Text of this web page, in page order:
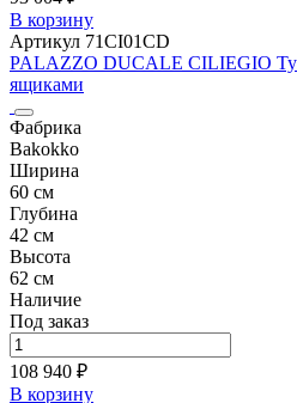
В корзину
Артикул 71CI01CD
PALAZZO DUCALE CILIEGIO
ящиками
Фабрика
Bakokko
Ширина
60 см
Глубина
42 см
Высота
62 см
Наличие
Под заказ
108 940 ₽
В корзину